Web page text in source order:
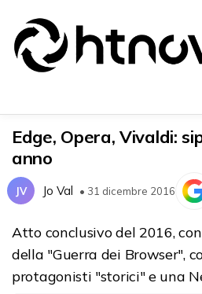
Edge, Opera, Vivaldi:
anno
JV Jo Val • 31 dicembre 2016
Atto conclusivo del 2016,
della "Guerra dei Browser",
protagonisti "storici" e una